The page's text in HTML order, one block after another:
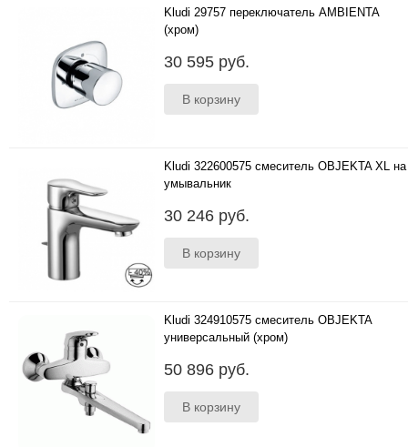
Kludi 29757 переключатель AMBIENTA
(хром)
30 595 руб.
Kludi 322600575 смеситель OBJEKTA XL на
умывальник
30 246 руб.
Kludi 324910575 смеситель OBJEKTA
универсальный (хром)
50 896 руб.